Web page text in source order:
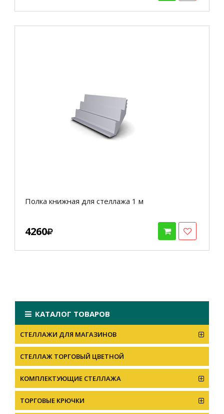
Полка книжная для стеллажа 1 м
4260
КАТАЛОГ ТОВАРОВ
СТЕЛЛАЖИ ДЛЯ МАГАЗИНОВ
CТЕЛЛАЖ ТОРГОВЫЙ ЦВЕТНОЙ
КОМПЛЕКТУЮЩИЕ СТЕЛЛАЖА
ТОРГОВЫЕ КРЮЧКИ